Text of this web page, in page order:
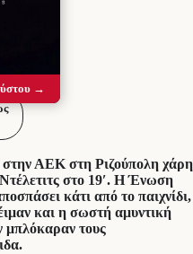
στην ΑΕΚ στη Ριζούπολη χάρη
στο 19′. Η Ένωση
κάτι από το παιχνίδι,
και η σωστή αμυντική
μπλόκαραν τους
→